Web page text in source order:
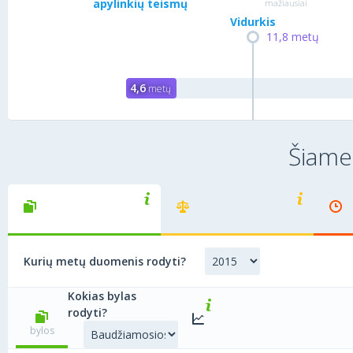
apylinkių teismų mažiausiai
11,8 metų
Vidurkis
4,6metų
išnagrinėja teisėjai?
nagrinėjama viena byla?
Kurių metų duomenis rodyti?
bylos
Kokias bylas
rodyti?